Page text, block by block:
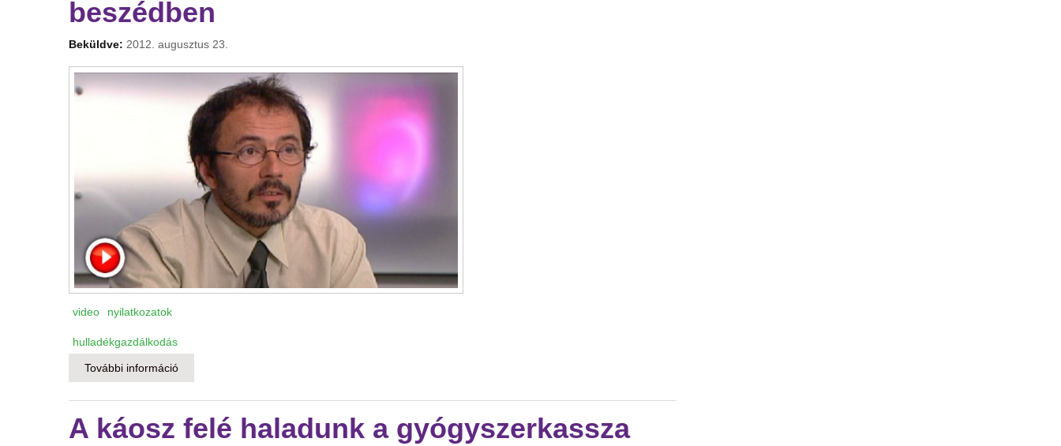
beszédben
Beküldve: 2012. augusztus 23.
video nyilatkozatok
hulladékgazdálkodás
További információ
A káosz felé haladunk a gyógyszerkassza